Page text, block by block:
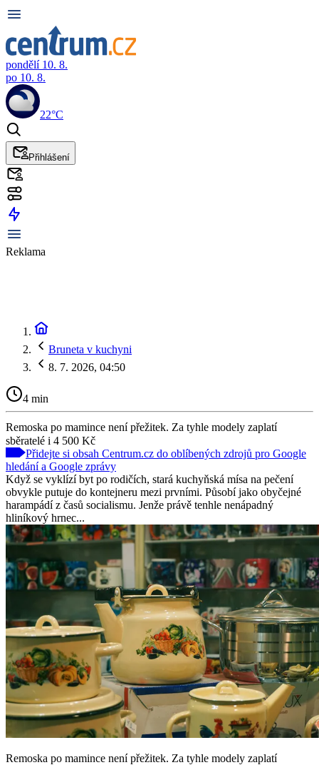
pondělí 10. 8.
po 10. 8.
22°C
Přihlášení
Reklama
Bruneta v kuchyni
8. 7. 2026, 04:50
4 min
Remoska po mamince není přežitek. Za tyhle modely zaplatí
sběratelé i 4 500 Kč
Přidejte si obsah Centrum.cz do oblíbených zdrojů pro Google
hledání a Google zprávy
Když se vyklízí byt po rodičích, stará kuchyňská mísa na pečení
obvykle putuje do kontejneru mezi prvními. Působí jako obyčejné
harampádí z časů socialismu. Jenže právě tenhle nenápadný
hliníkový hrnec...
Remoska po mamince není přežitek. Za tyhle modely zaplatí